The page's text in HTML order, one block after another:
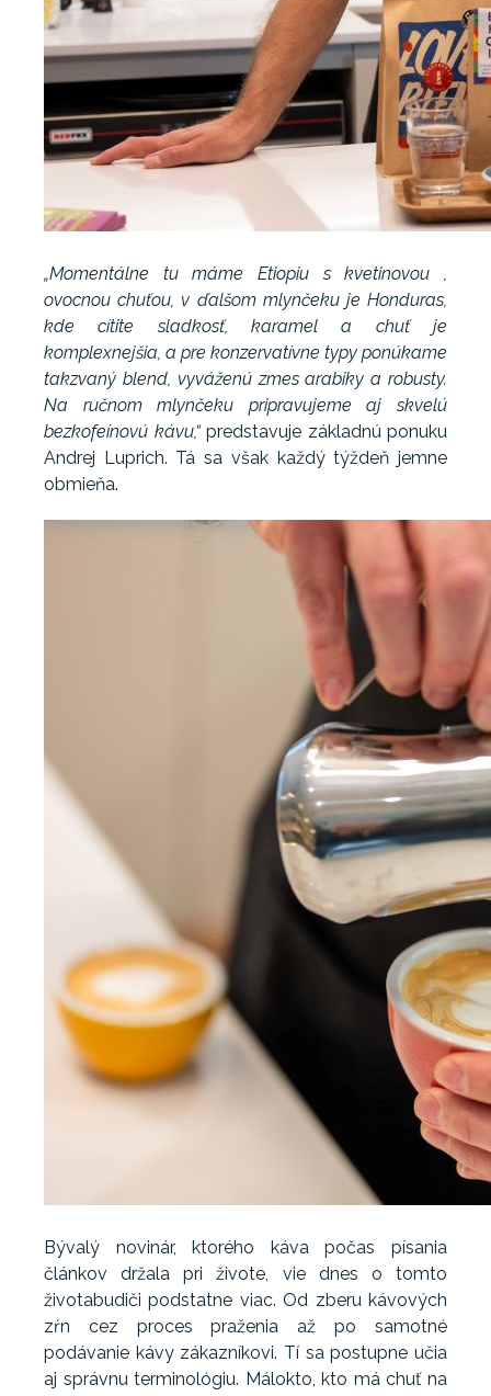
„Momentálne tu máme Etiopiu s kvetinovou ,
ovocnou chuťou, v ďalšom mlynčeku je Honduras,
kde cítite sladkosť, karamel a chuť je
komplexnejšia, a pre konzervatívne typy ponúkame
takzvaný blend, vyváženú zmes arabiky a robusty.
Na ručnom mlynčeku pripravujeme aj skvelú
bezkofeínovú kávu,“predstavuje základnú ponuku
Andrej Luprich. Tá sa však každý týždeň jemne
obmieňa.
Bývalý novinár, ktorého káva počas písania
článkov držala pri živote, vie dnes o tomto
životabudiči podstatne viac. Od zberu kávových
zŕn cez proces praženia až po samotné
podávanie kávy zákazníkovi. Tí sa postupne učia
aj správnu terminológiu. Málokto, kto má chuť na